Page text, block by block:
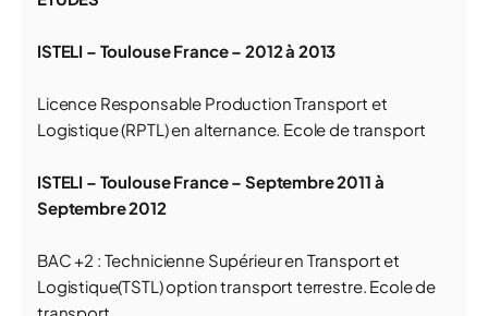
ISTELI – Toulouse France – 2012 à 2013
Licence Responsable Production Transport et
Logistique (RPTL) en alternance. Ecole de transport
ISTELI – Toulouse France – Septembre 2011 à
Septembre 2012
BAC +2 : Technicienne Supérieur en Transport et
Logistique(TSTL) option transport terrestre. Ecole de